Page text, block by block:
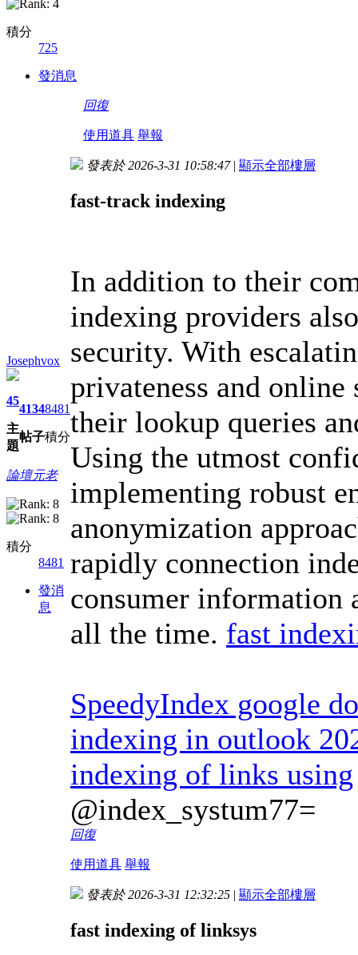
積分
725
發消息
回復
使用道具 舉報
Josephvox
45
主
題
4134
帖子
8481
積分
論壇元老
積分
8481
發消
息
發表於 2026-3-31 10:58:47 | 顯示全部樓層
fast-track indexing
In addition to their
indexing providers
security. With
privateness and online
their lookup queries
Using the utmost
implementing robust
anonymization
rapidly connection
consumer information
all the time. fast
SpeedyIndex google
indexing in outlook
indexing of links using
@index_systum77=
回復
使用道具 舉報
發表於 2026-3-31 12:32:25 | 顯示全部樓層
fast indexing of linksys